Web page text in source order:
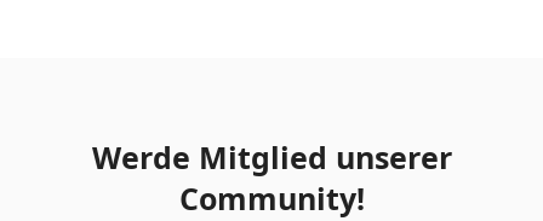
Werde Mitglied unserer
Community!